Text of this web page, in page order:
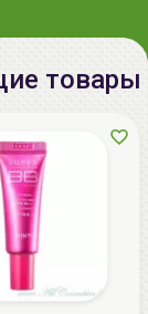
3F, 345-9,
4/1-
E-mail:
товары